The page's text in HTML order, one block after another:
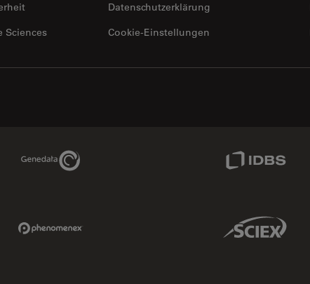
Sciences
Datenschutzerklärung
Cookie-Einstellungen
Genedata Link
Sciex Link